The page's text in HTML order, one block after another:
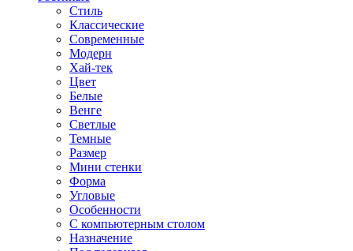
Стиль
Классические
Современные
Модерн
Хай-тек
Цвет
Белые
Венге
Светлые
Темные
Размер
Мини стенки
Форма
Угловые
Особенности
С компьютерным столом
Назначение